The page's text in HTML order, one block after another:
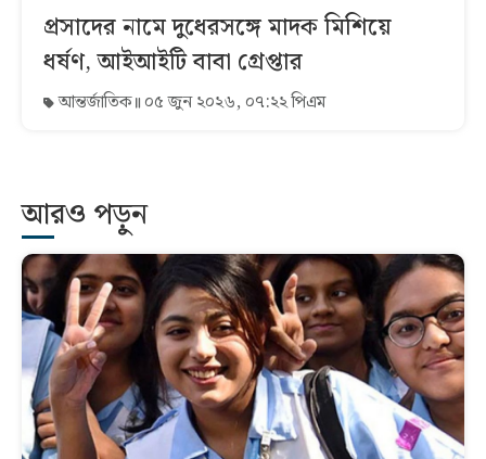
প্রসাদের নামে দুধেরসঙ্গে মাদক মিশিয়ে
ধর্ষণ, আইআইটি বাবা গ্রেপ্তার
আন্তর্জাতিক ০৫ জুন ২০২৬, ০৭:২২ পিএম
আরও পড়ুন